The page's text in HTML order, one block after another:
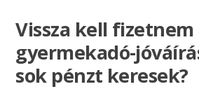
Vissza kell fizetnem
gyermekadó-
sok pénzt keresek?